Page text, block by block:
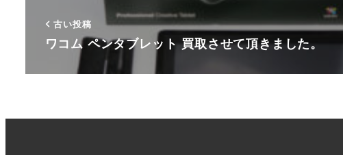
古い投稿
ワコム ペンタブレット 買取させて頂きました。